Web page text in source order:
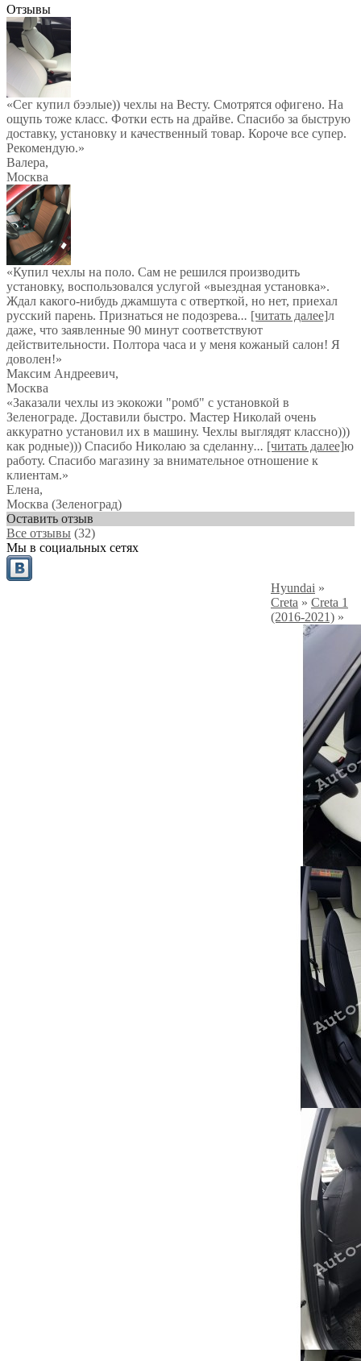
Отзывы
«Сег купил бээлые)) чехлы на Весту. Смотрятся офигено. На
ощупь тоже класс. Фотки есть на драйве. Спасибо за быструю
доставку, установку и качественный товар. Короче все супер.
Рекомендую.»
Валера,
Москва
«Купил чехлы на поло. Сам не решился производить
установку, воспользовался услугой «выездная установка».
Ждал какого-нибудь джамшута с отверткой, но нет, приехал
русский парень. Признаться не подозрева... [читать далее]л
даже, что заявленные 90 минут соответствуют
действительности. Полтора часа и у меня кожаный салон! Я
доволен!»
Максим Андреевич,
Москва
«Заказали чехлы из экокожи "ромб" с установкой в
Зеленограде. Доставили быстро. Мастер Николай очень
аккуратно установил их в машину. Чехлы выглядят классно)))
как родные))) Спасибо Николаю за сделанну... [читать далее]ю
работу. Спасибо магазину за внимательное отношение к
клиентам.»
Елена,
Москва (Зеленоград)
Оставить отзыв
Все отзывы (32)
Мы в социальных сетях
Hyundai »
Creta » Creta 1
(2016-2021) »